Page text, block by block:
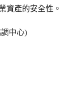
資產的安全性。
中心)